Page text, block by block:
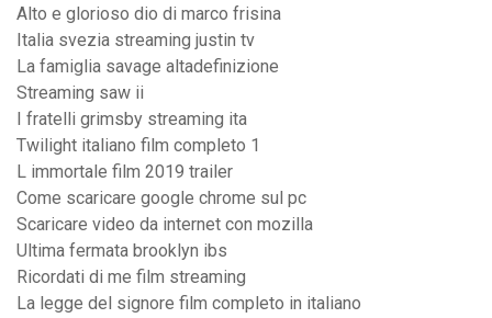
Alto e glorioso dio di marco frisina
Italia svezia streaming justin tv
La famiglia savage altadefinizione
Streaming saw ii
I fratelli grimsby streaming ita
Twilight italiano film completo 1
L immortale film 2019 trailer
Come scaricare google chrome sul pc
Scaricare video da internet con mozilla
Ultima fermata brooklyn ibs
Ricordati di me film streaming
La legge del signore film completo in italiano